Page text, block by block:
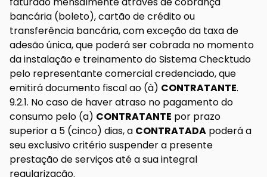
bancária (boleto), cartão de crédito ou
transferência bancária, com exceção da taxa de
adesão única, que poderá ser cobrada no momento
da instalação e treinamento do Sistema Checktudo
pelo representante comercial credenciado, que
emitirá documento fiscal ao (à) CONTRATANTE.
9.2.1. No caso de haver atraso no pagamento do
consumo pelo (a) CONTRATANTE por prazo
superior a 5 (cinco) dias, a CONTRATADA poderá a
seu exclusivo critério suspender a presente
prestação de serviços até a sua integral
regularização.